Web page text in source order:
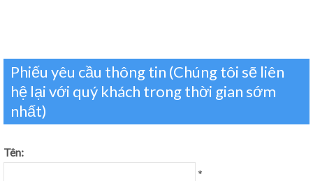
Phiếu yêu cầu thông tin (Chúng tôi sẽ liên
hệ lại với quý khách trong thời gian sớm
nhất)
Tên:
*